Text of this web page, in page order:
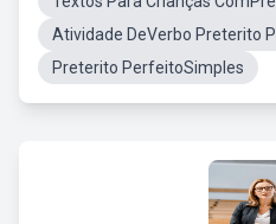
Atividade DeVerbo Preterito
Preterito PerfeitoSimples